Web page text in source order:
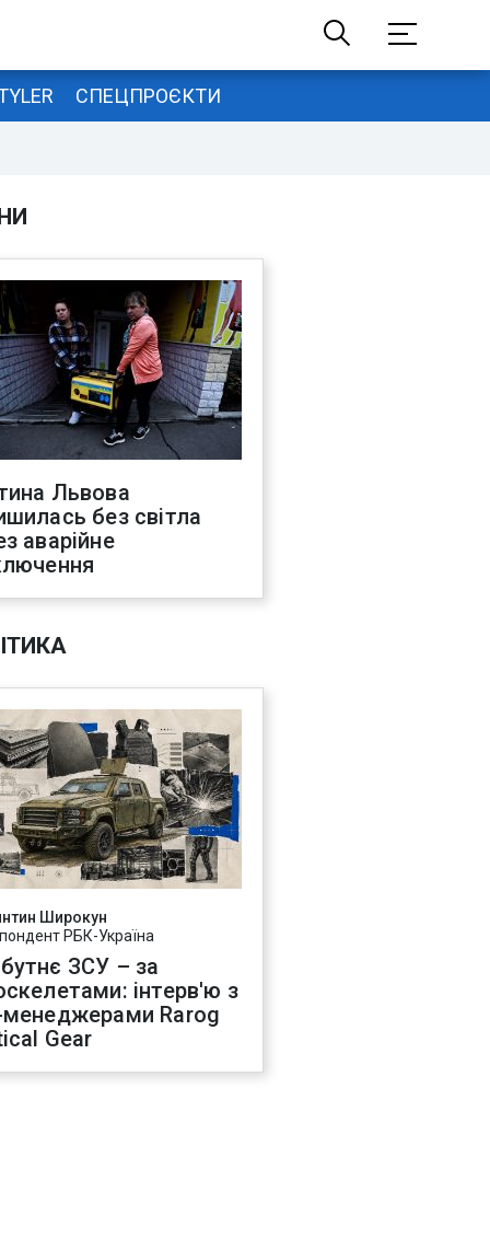
СПЕЦПРОЄКТИ
Львова
без світла
аварійне
Широкун
РБК-Україна
ЗСУ – за
інтерв'ю з
Rarog
Gear